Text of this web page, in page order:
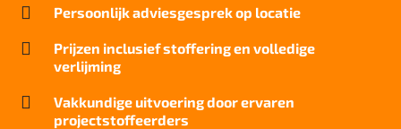
24 dB
Brandwerend
Bfl-S1
Kwaliteitslabel GUT
7B1ABCFC
 Persoonlijk adviesgesprek op locatie

Prijzen inclusief stoffering en volledige
verlijming

Vakkundige uitvoering door ervaren
projectstoffeerders